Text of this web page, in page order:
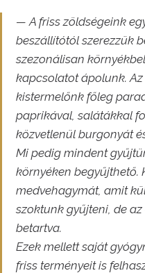
— A friss zöldségeink
beszállítótól szerezzük
szezonálisan
kapcsolatot ápolunk.
kistermelőnk főleg
paprikával, salátákkal
közvetlenül burgonyát
Mi pedig mindent
környéken begyűjthető.
medvehagymát, amit
szoktunk gyűjteni, de
betartva.
Ezek mellett saját
friss terményeit is